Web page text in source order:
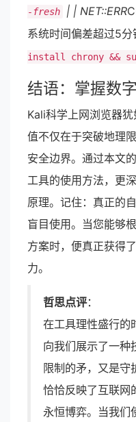
-fresh | | NET::ERR
系统时间偏差超过5分
install chrony &&
结语：掌握数
Kali科学上网浏览器
值不仅在于突破地理
安全边界。通过本文
工具的使用方法，更
原理。记住：真正的
盲目使用。当您能够
方案时，便真正获得
力。
哲思点评：
在工具理性盛行的
向我们展示了一
限制的矛，又是守
恰恰反映了互联网
永恒博弈。当我们